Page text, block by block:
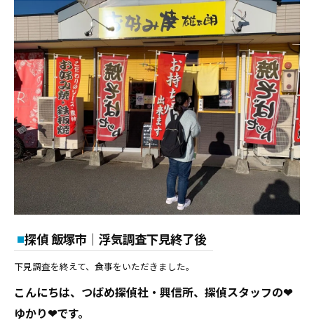
探偵 飯塚市｜浮気調査下見終了後
下見調査を終えて、食事をいただきました。
こんにちは、つばめ探偵社・興信所、探偵スタッフの❤
ゆかり❤です。